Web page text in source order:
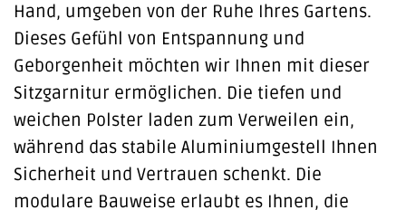
Hand, umgeben von der Ruhe Ihres Gartens.
Dieses Gefühl von Entspannung und
Geborgenheit möchten wir Ihnen mit dieser
Sitzgarnitur ermöglichen. Die tiefen und
weichen Polster laden zum Verweilen ein,
während das stabile Aluminiumgestell Ihnen
Sicherheit und Vertrauen schenkt. Die
modulare Bauweise erlaubt es Ihnen, die